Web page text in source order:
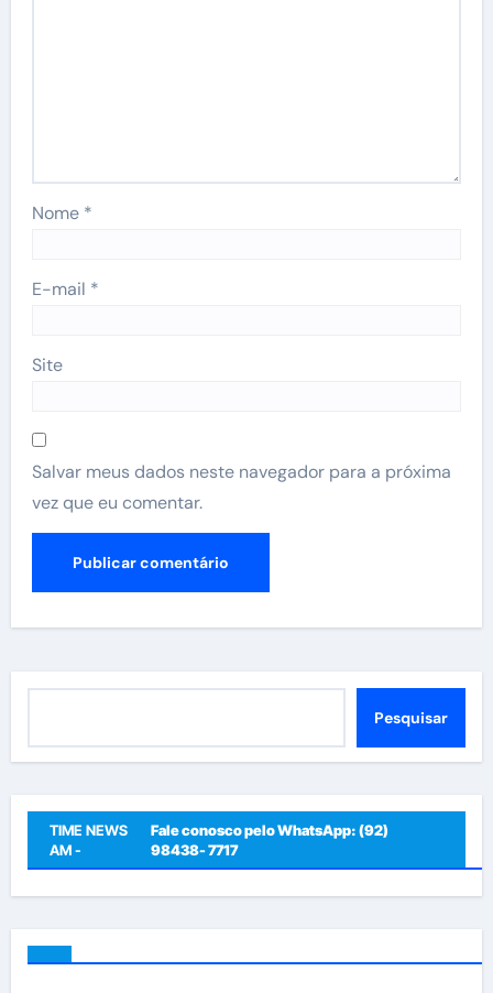
Nome *
E-mail *
Site
Salvar meus dados neste navegador para a próxima
vez que eu comentar.
Pesquisar
TIME NEWS
AM -
Fale conosco pelo WhatsApp: (92)
98438- 7717